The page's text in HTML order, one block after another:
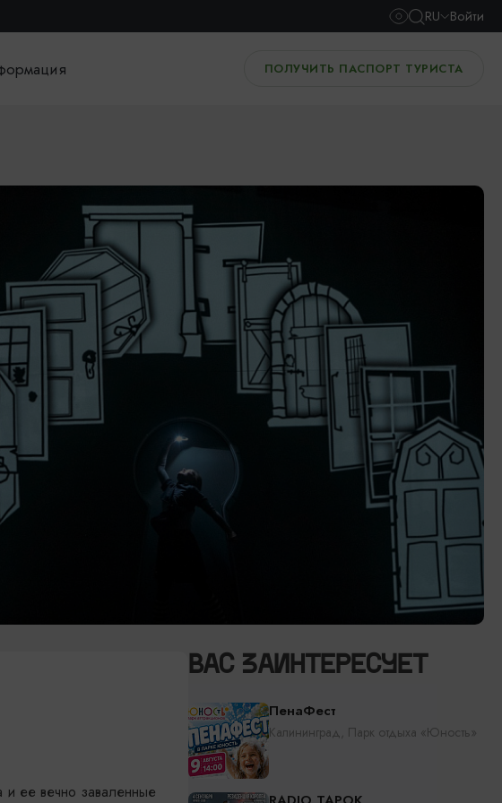
RU Войти
ПОЛУЧИТЬ ПАСПОРТ ТУРИСТА
ее вечно заваленные
ВАС ЗАИНТЕРЕСУЕТ
ПенаФест
Калининград, Парк отдыха «Юность»